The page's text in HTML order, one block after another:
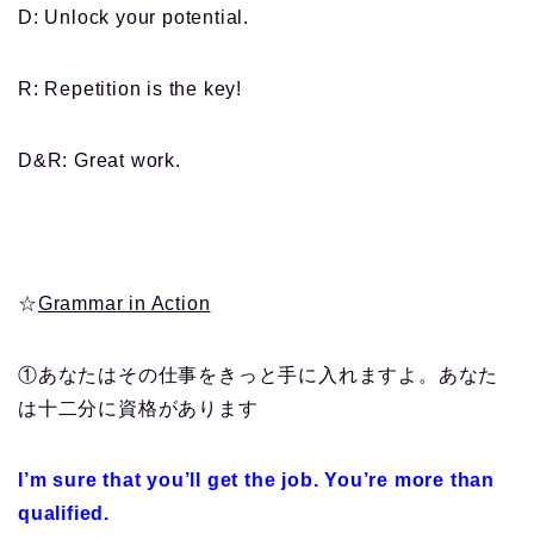
D: Unlock your potential.
R: Repetition is the key!
D&R: Great work.
☆Grammar in Action
①あなたはその仕事をきっと手に入れますよ。あなた
は十二分に資格があります
I’m sure that you’ll get the job. You’re more than
qualified.